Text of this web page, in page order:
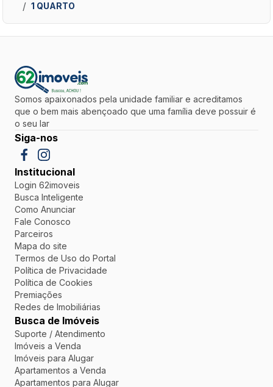
1 QUARTO
Somos apaixonados pela unidade familiar e acreditamos
que o bem mais abençoado que uma família deve possuir é
o seu lar
Siga-nos
Institucional
Login 62imoveis
Busca Inteligente
Como Anunciar
Fale Conosco
Parceiros
Mapa do site
Termos de Uso do Portal
Política de Privacidade
Política de Cookies
Premiações
Redes de Imobiliárias
Busca de Imóveis
Suporte / Atendimento
Imóveis a Venda
Imóveis para Alugar
Apartamentos a Venda
Apartamentos para Alugar